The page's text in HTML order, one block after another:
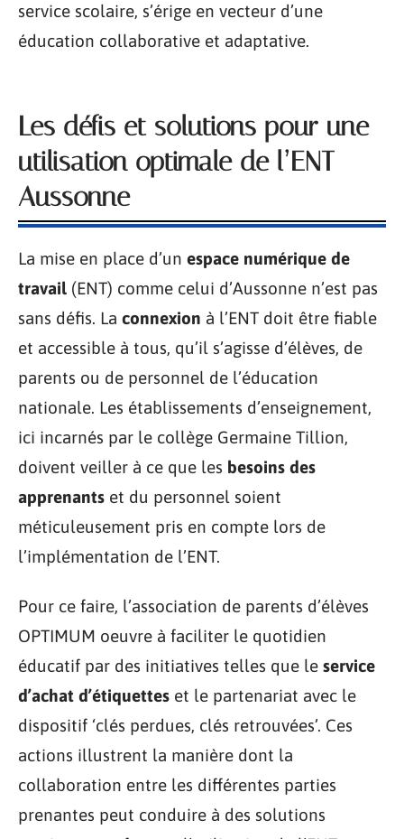
service scolaire, s’érige en vecteur d’une
éducation collaborative et adaptative.
Les défis et solutions pour une
utilisation optimale de l’ENT
Aussonne
La mise en place d’un espace numérique de
travail (ENT) comme celui d’Aussonne n’est pas
sans défis. La connexion à l’ENT doit être fiable
et accessible à tous, qu’il s’agisse d’élèves, de
parents ou de personnel de l’éducation
nationale. Les établissements d’enseignement,
ici incarnés par le collège Germaine Tillion,
doivent veiller à ce que les besoins des
apprenants et du personnel soient
méticuleusement pris en compte lors de
l’implémentation de l’ENT.
Pour ce faire, l’association de parents d’élèves
OPTIMUM oeuvre à faciliter le quotidien
éducatif par des initiatives telles que le service
d’achat d’étiquettes et le partenariat avec le
dispositif ‘clés perdues, clés retrouvées’. Ces
actions illustrent la manière dont la
collaboration entre les différentes parties
prenantes peut conduire à des solutions